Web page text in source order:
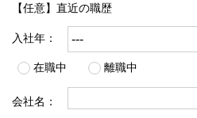
【任意】直近の職歴
入社年：
在職中 離職中
会社名：